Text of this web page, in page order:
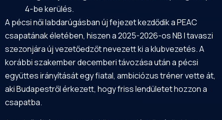
4-be kerülés.
A pécsi női labdarúgásban új fejezet kezdődik a PEAC
csapatának életében, hiszen a 2025-2026-os NB I tavaszi
szezonjára új vezetőedzőt nevezett ki a klubvezetés. A
korábbi szakember decemberi távozása után a pécsi
együttes irányítását egy fiatal, ambiciózus tréner vette át,
aki Budapestről érkezett, hogy friss lendületet hozzon a
csapatba.